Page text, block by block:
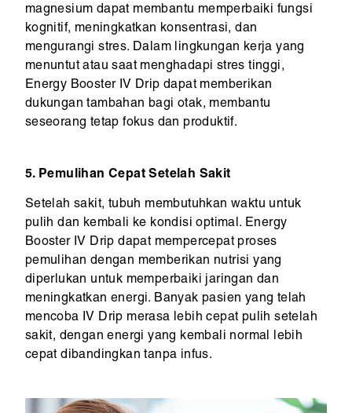
magnesium dapat membantu memperbaiki fungsi
kognitif, meningkatkan konsentrasi, dan
mengurangi stres. Dalam lingkungan kerja yang
menuntut atau saat menghadapi stres tinggi,
Energy Booster IV Drip dapat memberikan
dukungan tambahan bagi otak, membantu
seseorang tetap fokus dan produktif.
5. Pemulihan Cepat Setelah Sakit
Setelah sakit, tubuh membutuhkan waktu untuk
pulih dan kembali ke kondisi optimal. Energy
Booster IV Drip dapat mempercepat proses
pemulihan dengan memberikan nutrisi yang
diperlukan untuk memperbaiki jaringan dan
meningkatkan energi. Banyak pasien yang telah
mencoba IV Drip merasa lebih cepat pulih setelah
sakit, dengan energi yang kembali normal lebih
cepat dibandingkan tanpa infus.